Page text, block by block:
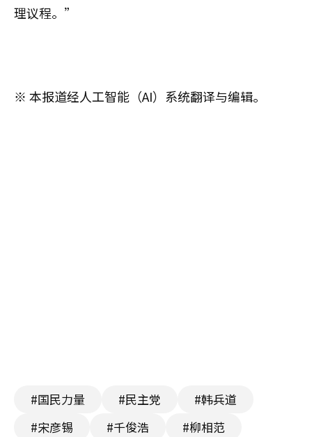
理议程。”
※ 本报道经人工智能（AI）系统翻译与编辑。
#国民力量 #民主党
#韩兵道
#宋彦锡
#千俊浩 #柳相范